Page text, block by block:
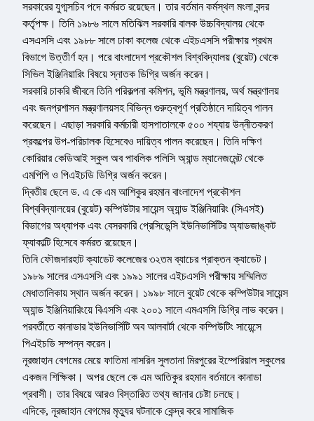
সরকারের যুগ্মসচিব পদে কর্মরত রয়েছেন। তার বর্তমান কর্মস্থল মংলা বন্দর
কর্তৃপক্ষ। তিনি ১৯৮৬ সালে মতিঝিল সরকারি বালক উচ্চবিদ্যালয় থেকে
এসএসসি এবং ১৯৮৮ সালে ঢাকা কলেজ থেকে এইচএসসি পরীক্ষায় প্রথম
বিভাগে উত্তীর্ণ হন। পরে বাংলাদেশ প্রকৌশল বিশ্ববিদ্যালয় (বুয়েট) থেকে
সিভিল ইঞ্জিনিয়ারিং বিষয়ে স্নাতক ডিগ্রি অর্জন করেন।
সরকারি চাকরি জীবনে তিনি পরিকল্পনা কমিশন, ভূমি মন্ত্রণালয়, অর্থ মন্ত্রণালয়
এবং জনপ্রশাসন মন্ত্রণালয়সহ বিভিন্ন গুরুত্বপূর্ণ প্রতিষ্ঠানে দায়িত্ব পালন
করেছেন। এছাড়া সরকারি কর্মচারী হাসপাতালকে ৫০০ শয্যায় উন্নীতকরণ
প্রকল্পের উপ-পরিচালক হিসেবেও দায়িত্ব পালন করেছেন। তিনি দক্ষিণ
কোরিয়ার কেডিআই স্কুল অব পাবলিক পলিসি অ্যান্ড ম্যানেজমেন্ট থেকে
এমপিপি ও পিএইচডি ডিগ্রি অর্জন করেন।
দ্বিতীয় ছেলে ড. এ কে এম আশিকুর রহমান বাংলাদেশ প্রকৌশল
বিশ্ববিদ্যালয়ের (বুয়েট) কম্পিউটার সায়েন্স অ্যান্ড ইঞ্জিনিয়ারিং (সিএসই)
বিভাগের অধ্যাপক এবং বেসরকারি প্রেসিডেন্সি ইউনিভার্সিটির অ্যাডজাঙ্কট
ফ্যাকাল্টি হিসেবে কর্মরত রয়েছেন।
তিনি ফৌজদারহাট ক্যাডেট কলেজের ৩২তম ব্যাচের প্রাক্তন ক্যাডেট।
১৯৮৯ সালের এসএসসি এবং ১৯৯১ সালের এইচএসসি পরীক্ষায় সম্মিলিত
মেধাতালিকায় স্থান অর্জন করেন। ১৯৯৮ সালে বুয়েট থেকে কম্পিউটার সায়েন্স
অ্যান্ড ইঞ্জিনিয়ারিংয়ে বিএসসি এবং ২০০১ সালে এমএসসি ডিগ্রি লাভ করেন।
পরবর্তীতে কানাডার ইউনিভার্সিটি অব আলবার্টা থেকে কম্পিউটিং সায়েন্সে
পিএইচডি সম্পন্ন করেন।
নূরজাহান বেগমের মেয়ে ফাতিমা নাসরিন সুলতানা মিরপুরের ইম্পেরিয়াল স্কুলের
একজন শিক্ষিকা। অপর ছেলে কে এম আতিকুর রহমান বর্তমানে কানাডা
প্রবাসী। তার বিষয়ে আরও বিস্তারিত তথ্য জানার চেষ্টা চলছে।
এদিকে, নূরজাহান বেগমের মৃত্যুর ঘটনাকে কেন্দ্র করে সামাজিক